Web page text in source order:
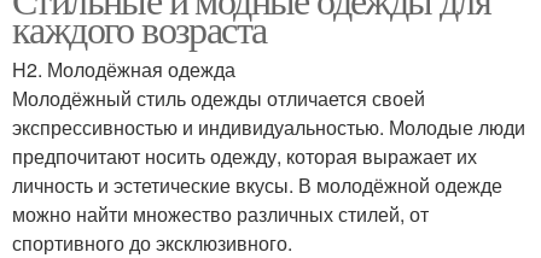
каждого возраста
H2. Молодёжная одежда
Молодёжный стиль одежды отличается своей
экспрессивностью и индивидуальностью. Молодые люди
предпочитают носить одежду, которая выражает их
личность и эстетические вкусы. В молодёжной одежде
можно найти множество различных стилей, от
спортивного до эксклюзивного.